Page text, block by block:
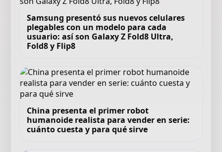
Samsung presentó sus nuevos celulares
plegables con un modelo para cada
usuario: así son Galaxy Z Fold8 Ultra,
Fold8 y Flip8
China presenta el primer robot
humanoide realista para vender en serie:
cuánto cuesta y para qué sirve